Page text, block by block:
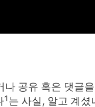
공유 혹은 댓글
는 사실, 알고 계